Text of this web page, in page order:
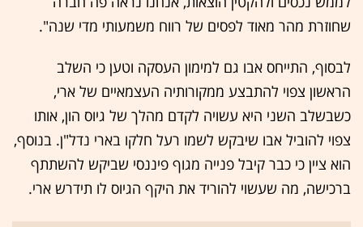
שחוזרת מהר מאוד לפסים של רווח משמעותי מדי שנה".
לבסוף, התייחס אבו גם למימון העסקה וטען כי השלב
הראשון צפוי להתבצע ממקורותיה העצמאיים של ארי,
כשבשלב השני היא עשויה לקדם מהלך של גיוס הון, אותו
צפוי להוביל אבו שיבקש לשמו רעל חלקו בארי נדל"ן. בנוסף,
הוא ציין כי כבר קיבל פנייה מגוף פיננסי שביקש להשתתף
ברכישה, מה שעשוי להוריד את היקף הגיוס לו תידרש ארי.